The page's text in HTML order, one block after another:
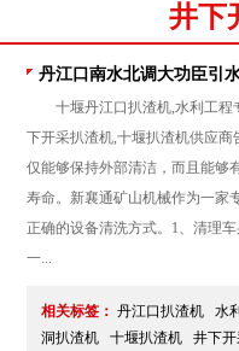
井下
丹江口南水北调大功臣引
十堰丹江口扒渣机,水利工
下开采扒渣机,十堰扒渣机供应
仅能够保持外部清洁，而且能够
寿命。新襄通矿山机械作为一家
正确的设备清洗方式。1、清理
一...
相关标签： 丹江口扒渣机 水
洞扒渣机
十堰扒渣机 井下